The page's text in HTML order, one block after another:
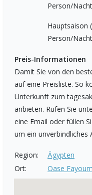
Person/Nacht
Hauptsaison
Person/Nacht
Preis-Informationen
Damit Sie von den
auf eine Preisliste. So
Unterkunft zum
anbieten. Rufen Sie
eine Email oder füllen
um ein unverbindliches
Region:
Ägypten
Ort:
Oase Fayoum